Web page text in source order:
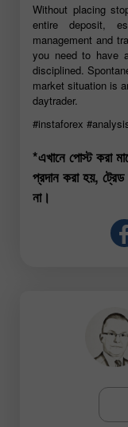
Without placing
entire deposit,
management and
you need to have
disciplined.
market situation is
daytrader.
#instaforex
*এখানে পোস্ট করা
প্রদান করা হয়, ট্রেড
না।